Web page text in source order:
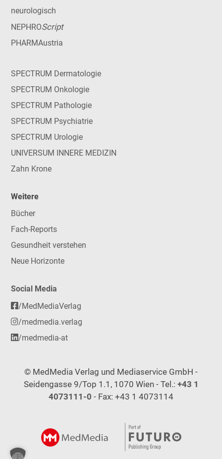
neurologisch
NEPHROScript
PHARMAustria
SPECTRUM Dermatologie
SPECTRUM Onkologie
SPECTRUM Pathologie
SPECTRUM Psychiatrie
SPECTRUM Urologie
UNIVERSUM INNERE MEDIZIN
Zahn Krone
Weitere
Bücher
Fach-Reports
Gesundheit verstehen
Neue Horizonte
Social Media
/MedMediaVerlag
/medmedia.verlag
/medmedia-at
© MedMedia Verlag und Mediaservice GmbH -
Seidengasse 9/Top 1.1, 1070 Wien - Tel.: +43 1
4073111-0 - Fax: +43 1 4073114